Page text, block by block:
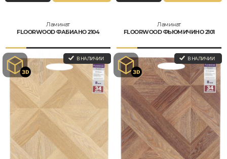
Ламинат
FLOORWOOD ФАБИАНО 2104
В НАЛИЧИИ
Ламинат
FLOORWOOD ФЬЮМИЧИНО 2101
В НАЛИЧИИ